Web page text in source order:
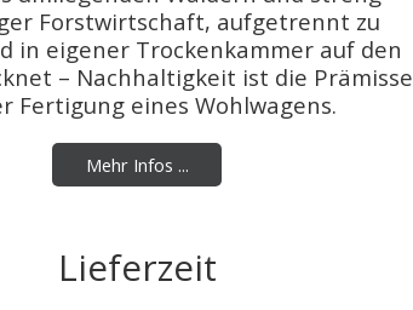
Forstwirtschaft, aufgetrennt zu
in eigener Trockenkammer auf den
– Nachhaltigkeit ist die Prämisse
Fertigung eines Wohlwagens.
Mehr Infos ...
Lieferzeit